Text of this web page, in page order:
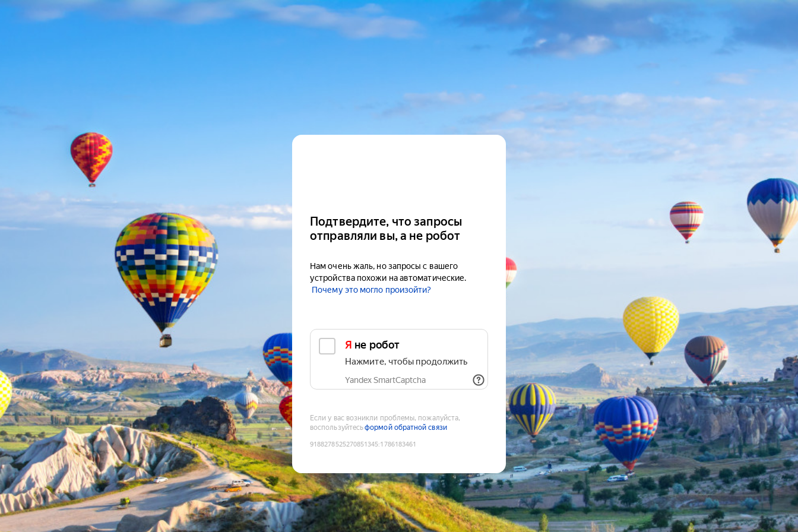
Подтвердите, что запросы
отправляли вы, а не робот
Нам очень жаль, но запросы с вашего
устройства похожи на автоматические.
Почему это могло произойти?
Я не робот
Нажмите, чтобы продолжить
Yandex SmartCaptcha
Если у вас возникли проблемы, пожалуйста,
воспользуйтесьформой обратной связи
9188278525270851345:1786183461